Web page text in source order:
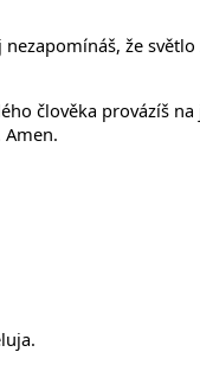
že
člověka provázíš